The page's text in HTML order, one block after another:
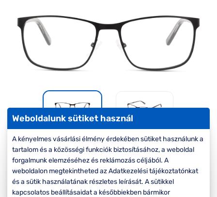
szemüvegekre
Seen Belépőár
-30%
Korábbi ár: 22.000 Ft
Akciós ár: 15.400 Ft
Weboldalunk sütiket használ
A kényelmes vásárlási élmény érdekében sütiket használunk a
tartalom és a közösségi funkciók biztosításához, a weboldal
forgalmunk elemzéséhez és reklámozás céljából. A
weboldalon megtekintheted az Adatkezelési tájékoztatónkat
és a sütik használatának részletes leírását. A sütikkel
kapcsolatos beállításaidat a későbbiekben bármikor